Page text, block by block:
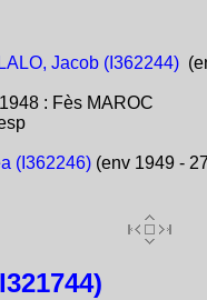
Jacob (I362244)
: Fès MAROC
(I362246)(env 1949 -